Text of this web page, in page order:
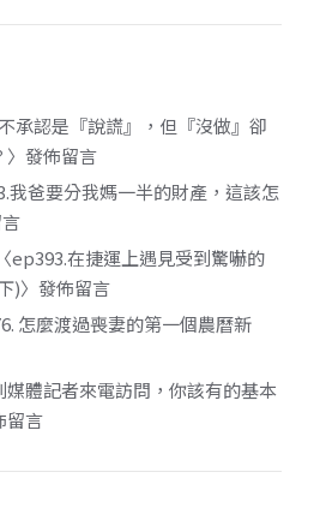
承認是『說謊』，但『沒做』卻
〉發佈留言
我爸要分我媽一半的財產，這該怎
ep393.在捷運上遇見受到驚嚇的
)〉發佈留言
怎麼渡過喪妻的第一個農曆新
媒體記者來電訪問，你該有的基本
留言